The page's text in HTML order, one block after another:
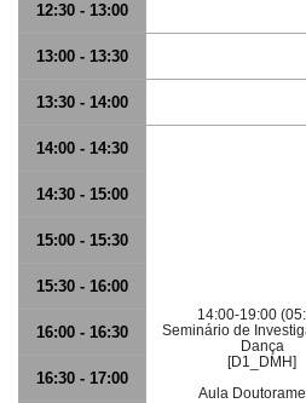
12:30 - 13:00
13:00 - 13:30
13:30 - 14:00
14:00 - 14:30
14:00-19:00
Seminário de
Dança
[D1_DMH]
Aula
14:30 - 15:00
15:00 - 15:30
15:30 - 16:00
16:00 - 16:30
16:30 - 17:00